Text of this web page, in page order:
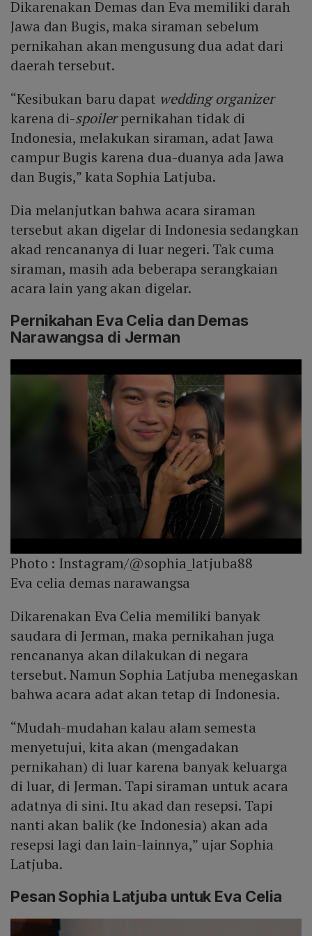
Dikarenakan Demas dan Eva memiliki darah
Jawa dan Bugis, maka siraman sebelum
pernikahan akan mengusung dua adat dari
daerah tersebut.
“Kesibukan baru dapat wedding organizer
karena di-spoilerpernikahan tidak di
Indonesia, melakukan siraman, adat Jawa
campur Bugis karena dua-duanya ada Jawa
dan Bugis,” kata Sophia Latjuba.
Dia melanjutkan bahwa acara siraman
tersebut akan digelar di Indonesia sedangkan
akad rencananya di luar negeri. Tak cuma
siraman, masih ada beberapa serangkaian
acara lain yang akan digelar.
Pernikahan Eva Celia dan Demas
Narawangsa di Jerman
Photo : Instagram/@sophia_latjuba88
Eva celia demas narawangsa
Dikarenakan Eva Celia memiliki banyak
saudara di Jerman, maka pernikahan juga
rencananya akan dilakukan di negara
tersebut. Namun Sophia Latjuba menegaskan
bahwa acara adat akan tetap di Indonesia.
“Mudah-mudahan kalau alam semesta
menyetujui, kita akan (mengadakan
pernikahan) di luar karena banyak keluarga
di luar, di Jerman. Tapi siraman untuk acara
adatnya di sini. Itu akad dan resepsi. Tapi
nanti akan balik (ke Indonesia) akan ada
resepsi lagi dan lain-lainnya,” ujar Sophia
Latjuba.
Pesan Sophia Latjuba untuk Eva Celia